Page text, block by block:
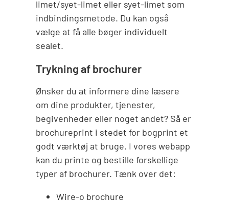
limet/syet-limet eller syet-limet som
indbindingsmetode. Du kan også
vælge at få alle bøger individuelt
sealet.
Trykning af brochurer
Ønsker du at informere dine læsere
om dine produkter, tjenester,
begivenheder eller noget andet? Så er
brochureprint i stedet for bogprint et
godt værktøj at bruge. I vores webapp
kan du printe og bestille forskellige
typer af brochurer. Tænk over det:
Wire-o brochure